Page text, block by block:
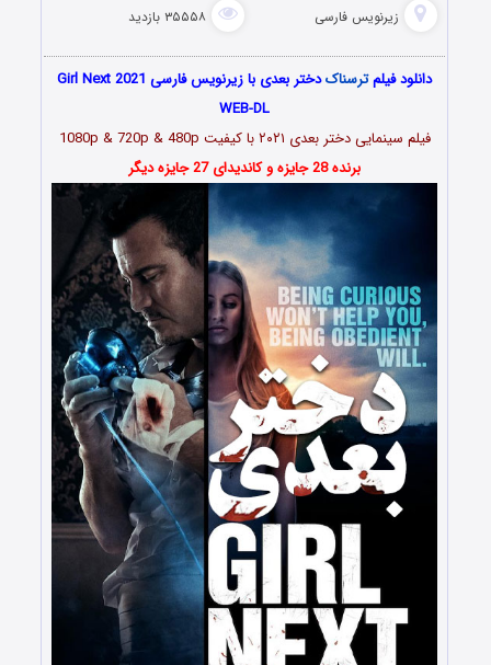
زیرنویس فارسی ۳۵۵۵۸ بازدید
دانلود فیلمترسناک
دختر بعدی با زیرنویس فارسی Girl Next 2021
WEB-DL
فیلم سینمایی دختر بعدی ۲۰۲۱با کیفیت 1080p & 720p & 480p
برنده 28 جایزه و کاندیدای 27 جایزه دیگر